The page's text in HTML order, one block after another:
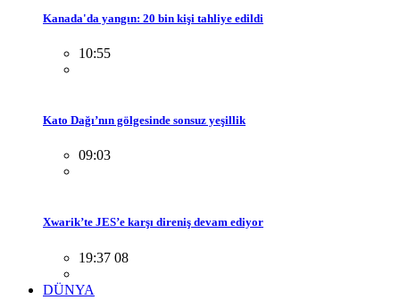
Kanada'da yangın: 20 bin kişi tahliye edildi
10:55
Kato Dağı’nın gölgesinde sonsuz yeşillik
09:03
Xwarik’te JES’e karşı direniş devam ediyor
19:37 08
DÜNYA